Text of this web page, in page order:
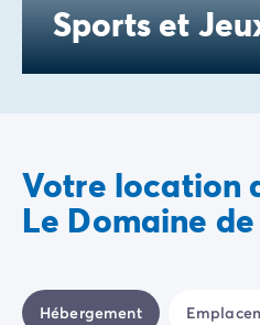
Sports et
Votre location
Le Domaine
Hébergement